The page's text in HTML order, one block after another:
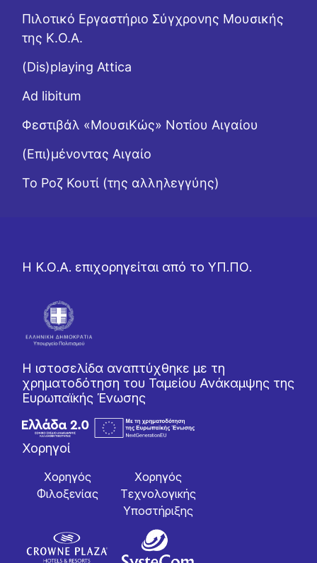
Πιλοτικό Εργαστήριο Σύγχρονης Μουσικής
της Κ.Ο.Α.
(Dis)playing Attica
Ad libitum
Φεστιβάλ «ΜουσιΚώς» Νοτίου Αιγαίου
(Επι)μένοντας Αιγαίο
Το Ροζ Κουτί (της αλληλεγγύης)
Η Κ.Ο.Α. επιχορηγείται από το ΥΠ.ΠΟ.
Η ιστοσελίδα αναπτύχθηκε με τη
χρηματοδότηση του Ταμείου Ανάκαμψης της
Ευρωπαϊκής Ένωσης
Χορηγοί
Χορηγός
Φιλοξενίας
Χορηγός
Tεχνολογικής
Yποστήριξης